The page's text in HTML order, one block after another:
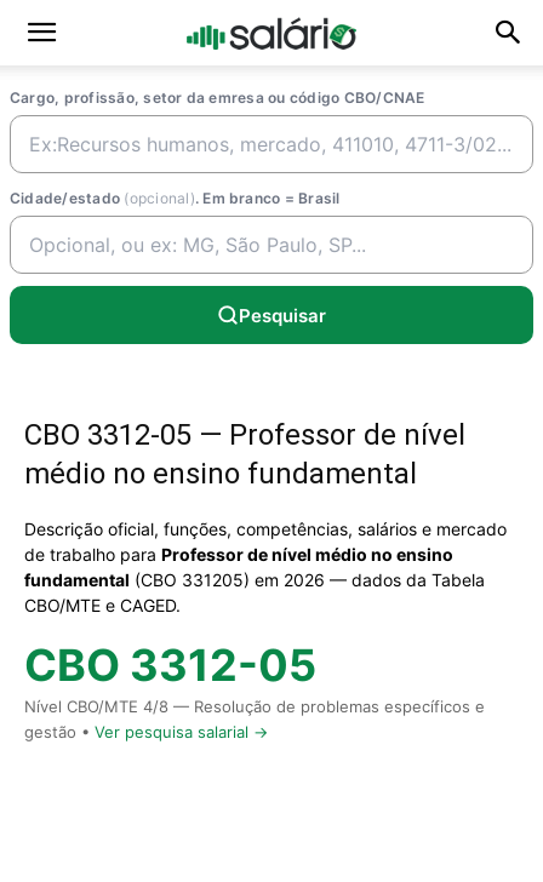
Cargo, profissão, setor da emresa ou código CBO/CNAE
Cidade/estado (opcional). Em branco = Brasil
Pesquisar
CBO 3312-05 — Professor de nível
médio no ensino fundamental
Descrição oficial, funções, competências, salários e mercado
de trabalho para Professor de nível médio no ensino
fundamental (CBO 331205) em 2026 — dados da Tabela
CBO/MTE e CAGED.
CBO 3312-05
Nível CBO/MTE 4/8 — Resolução de problemas específicos e
gestão • Ver pesquisa salarial →